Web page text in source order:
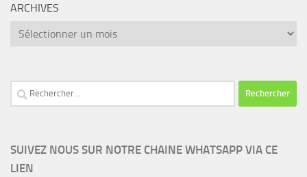
ARCHIVES
Archives
Rechercher :
SUIVEZ NOUS SUR NOTRE CHAINE WHATSAPP VIA CE
LIEN